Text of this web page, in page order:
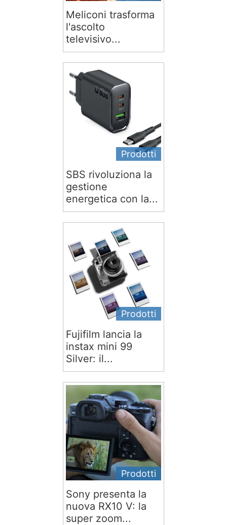
Meliconi trasforma
l'ascolto
televisivo...
Prodotti
SBS rivoluziona la
gestione
energetica con la...
Prodotti
Fujifilm lancia la
instax mini 99
Silver: il...
Prodotti
Sony presenta la
nuova RX10 V: la
super zoom...